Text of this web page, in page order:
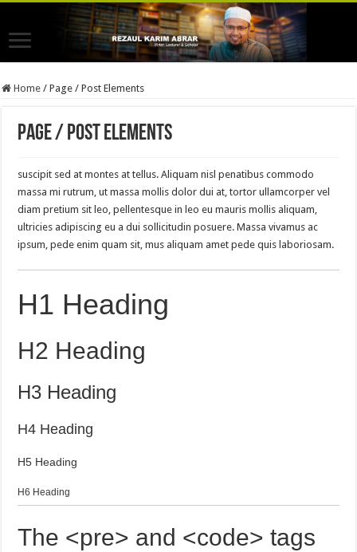
Home / Page / Post Elements
Page / Post Elements
suscipit sed at montes at tellus. Aliquam nisl penatibus commodo
massa mi rutrum, ut massa mollis dolor dui at, tortor ullamcorper vel
diam pretium sit leo, pellentesque in leo eu mauris mollis aliquam,
ultricies adipiscing eu a dui sollicitudin posuere. Massa vivamus ac
ipsum, pede enim quam sit, mus aliquam amet pede quis laboriosam.
H1 Heading
H2 Heading
H3 Heading
H4 Heading
H5 Heading
H6 Heading
The <pre> and <code> tags